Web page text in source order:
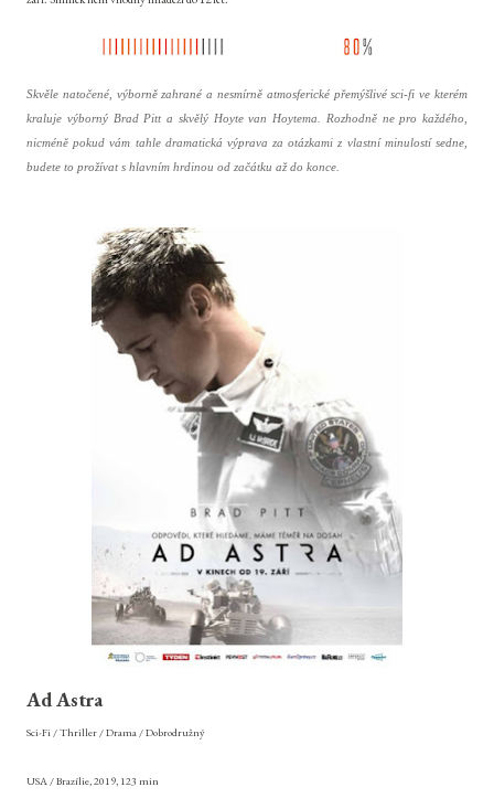
Skvěle natočené, výborně zahrané a nesmírně atmosferické přemýšlivé sci-fi ve kterém
kraluje výborný Brad Pitt a skvělý Hoyte van Hoytema. Rozhodně ne pro každého,
nicméně pokud vám tahle dramatická výprava za otázkami z vlastní minulostí sedne,
budete to prožívat s hlavním hrdinou od začátku až do konce.
Ad Astra
Sci-Fi / Thriller / Drama / Dobrodružný
USA / Brazílie, 2019, 123 min